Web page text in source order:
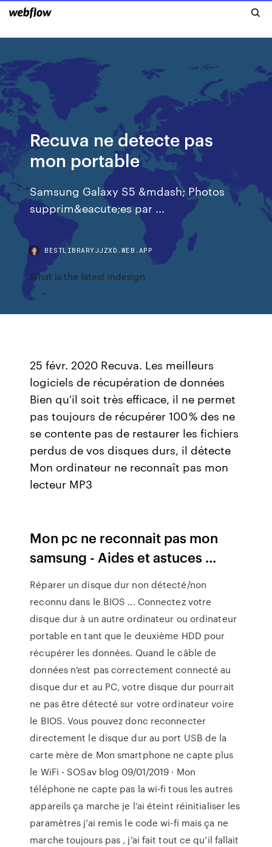
Recuva ne detecte pas
mon portable
Samsung Galaxy S5 &mdash; Photos
supprim&eacute;es par ...
BESTLIBRARYJJZXD.WEB.APP
What is the latest indesign
25 févr. 2020 Recuva. Les meilleurs
logiciels de récupération de données
Bien qu'il soit très efficace, il ne permet
pas toujours de récupérer 100 % des ne
se contente pas de restaurer les fichiers
perdus de vos disques durs, il détecte
Mon ordinateur ne reconnaît pas mon
lecteur MP3
Mon pc ne reconnait pas mon
samsung - Aides et astuces ...
Réparer un disque dur non détecté/non
reconnu dans le BIOS ... Connectez votre
disque dur à un autre ordinateur ou ordinateur
portable en tant que le deuxième HDD pour
récupérer les données. Quand le câble de
données n’est pas correctement connecté au
disque dur et au PC, votre disque dur pourrait
ne pas être détecté sur votre ordinateur voire
le BIOS. Vous pouvez donc reconnecter
directement le disque dur au port USB de la
carte mère de Mon smartphone ne capte plus
le WiFi - SOSav blog 09/01/2019 · Mon
téléphone ne capte pas la wi-fi tous les autres
appareils ça marche je l’ai éteint réinitialiser les
paramètres j’ai remis le code wi-fi mais ça ne
marche toujours pas , j’ai fait tout ce qu’il fallait